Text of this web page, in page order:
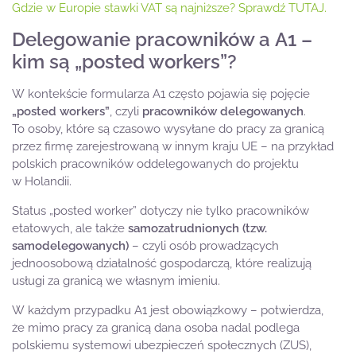
Gdzie w Europie stawki VAT są najniższe? Sprawdź TUTAJ.
Delegowanie pracowników a A1 –
kim są „posted workers”?
W kontekście formularza A1 często pojawia się pojęcie
„posted workers”, czyli pracowników delegowanych.
To osoby, które są czasowo wysyłane do pracy za granicą
przez firmę zarejestrowaną w innym kraju UE – na przykład
polskich pracowników oddelegowanych do projektu
w Holandii.
Status „posted worker” dotyczy nie tylko pracowników
etatowych, ale także samozatrudnionych (tzw.
samodelegowanych) – czyli osób prowadzących
jednoosobową działalność gospodarczą, które realizują
usługi za granicą we własnym imieniu.
W każdym przypadku A1 jest obowiązkowy – potwierdza,
że mimo pracy za granicą dana osoba nadal podlega
polskiemu systemowi ubezpieczeń społecznych (ZUS),